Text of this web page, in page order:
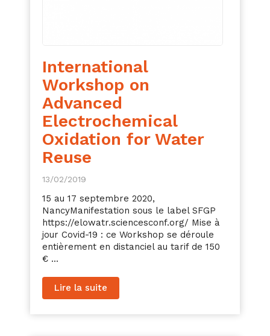
International
Workshop on
Advanced
Electrochemical
Oxidation for Water
Reuse
13/02/2019
15 au 17 septembre 2020,
NancyManifestation sous le label SFGP
https://elowatr.sciencesconf.org/ Mise à
jour Covid-19 : ce Workshop se déroule
entièrement en distanciel au tarif de 150
€ ...
Lire la suite